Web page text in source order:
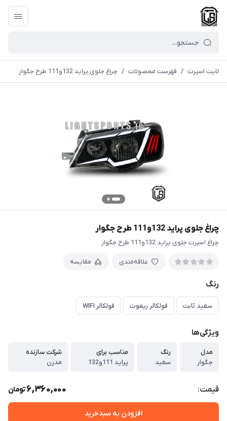
لایت اسپرت / فهرست محصولات / چراغ جلوی پراید 132و111 طرح جگوار
چراغ جلوی پراید 132و111 طرح جگوار
چراغ اسپرت جلوی پراید 132و111 طرح جگوار
علاقه‌مندی مقایسه
رنگ
سفید ثابت فولکالر ریموت فولکالر WIFI
ویژگی‌ها
مدل
جگوار
رنگ
سفید
مناسب برای
پراید 111و132
شرکت سازنده
مدرن
قیمت: 6,360,000تومان
افزودن به سبدخرید